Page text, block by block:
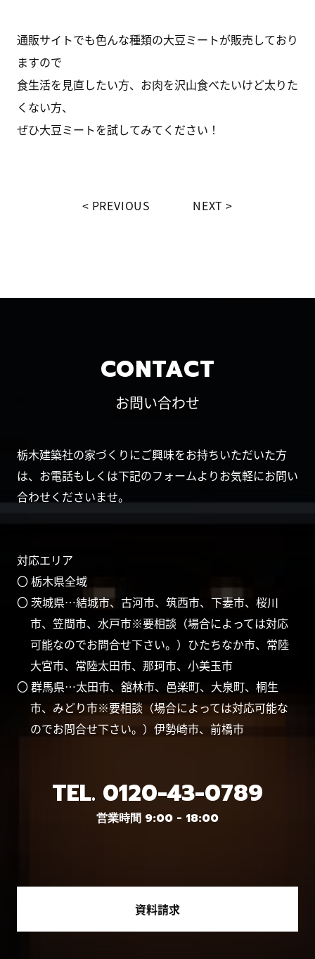
通販サイトでも色んな種類の大豆ミートが販売しており
ますので
食生活を見直したい方、お肉を沢山食べたいけど太りた
くない方、
ぜひ大豆ミートを試してみてください！
PREVIOUS NEXT
CONTACT
お問い合わせ
栃木建築社の家づくりにご興味をお持ちいただいた方
は、お電話もしくは下記のフォームよりお気軽にお問い
合わせくださいませ。
対応エリア
〇 栃木県全域
〇 茨城県…結城市、古河市、筑西市、下妻市、桜川
市、笠間市、水戸市※要相談（場合によっては対応
可能なのでお問合せ下さい。）ひたちなか市、常陸
大宮市、常陸太田市、那珂市、小美玉市
〇 群馬県…太田市、舘林市、邑楽町、大泉町、桐生
市、みどり市※要相談（場合によっては対応可能な
のでお問合せ下さい。）伊勢崎市、前橋市
TEL. 0120-43-0789
営業時間 9:00 - 18:00
資料請求